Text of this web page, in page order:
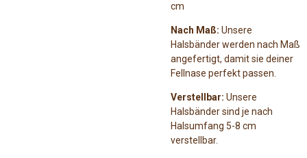
cm
Nach Maß: Unsere
Halsbänder werden nach Maß
angefertigt, damit sie deiner
Fellnase perfekt passen.
Verstellbar: Unsere
Halsbänder sind je nach
Halsumfang 5-8 cm
verstellbar.